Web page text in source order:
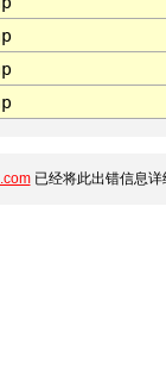
已经将此出错信息详